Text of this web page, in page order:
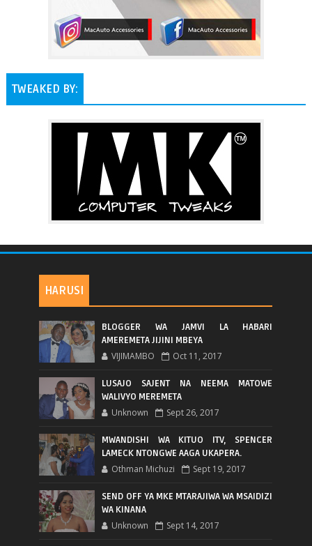
TWEAKED BY:
HARUSI
BLOGGER WA JAMVI LA HABARI
AMEREMETA JIJINI MBEYA
VIJIMAMBO Oct 11, 2017
LUSAJO SAJENT NA NEEMA MATOWE
WALIVYO MEREMETA
Unknown Sept 26, 2017
MWANDISHI WA KITUO ITV, SPENCER
LAMECK NTONGWE AAGA UKAPERA.
Othman Michuzi Sept 19, 2017
SEND OFF YA MKE MTARAJIWA WA MSAIDIZI
WA KINANA
Unknown Sept 14, 2017